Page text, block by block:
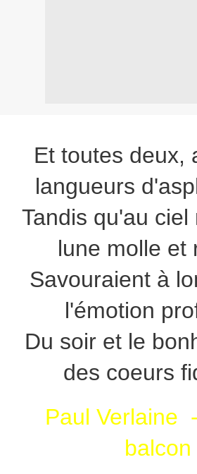
Et toutes deux,
langueurs
Tandis qu'au ciel
lune molle et
Savouraient à
l'émotion
Du soir et le
des coeurs
Paul Verlaine
balcon